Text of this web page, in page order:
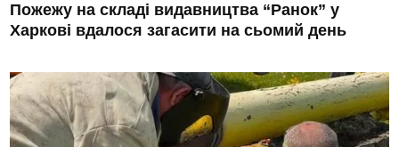
Пожежу на складі видавництва “Ранок” у
Харкові вдалося загасити на сьомий день